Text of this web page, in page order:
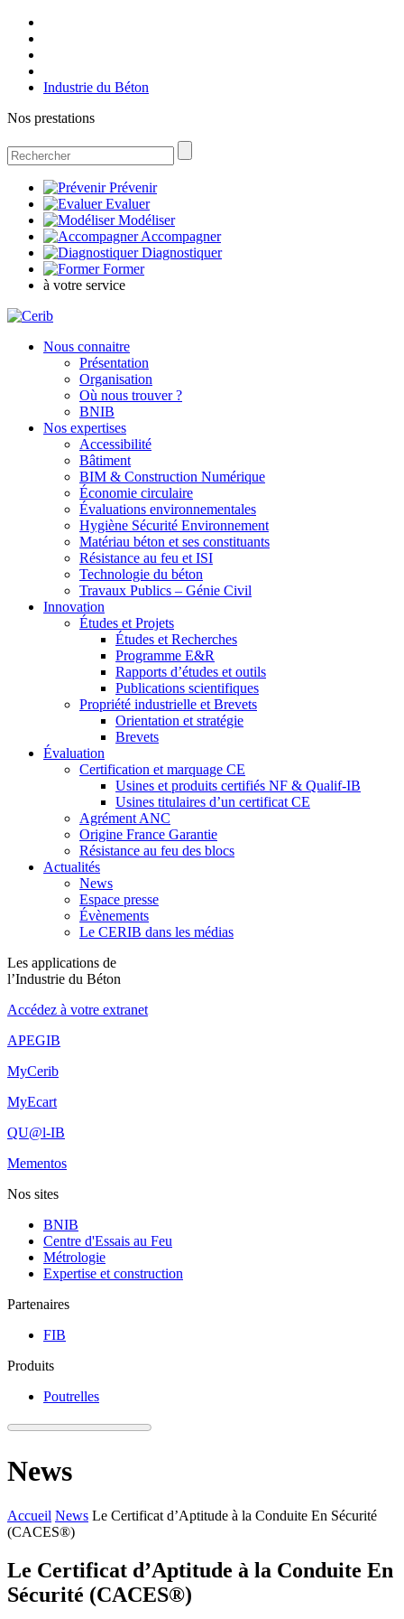
Industrie du Béton
Nos prestations
Prévenir
Evaluer
Modéliser
Accompagner
Diagnostiquer
Former
à votre service
Nous connaitre
Présentation
Organisation
Où nous trouver ?
BNIB
Nos expertises
Accessibilité
Bâtiment
BIM & Construction Numérique
Économie circulaire
Évaluations environnementales
Hygiène Sécurité Environnement
Matériau béton et ses constituants
Résistance au feu et ISI
Technologie du béton
Travaux Publics – Génie Civil
Innovation
Études et Projets
Études et Recherches
Programme E&R
Rapports d’études et outils
Publications scientifiques
Propriété industrielle et Brevets
Orientation et stratégie
Brevets
Évaluation
Certification et marquage CE
Usines et produits certifiés NF & Qualif-IB
Usines titulaires d’un certificat CE
Agrément ANC
Origine France Garantie
Résistance au feu des blocs
Actualités
News
Espace presse
Évènements
Le CERIB dans les médias
Les applications de
l’Industrie du Béton
Accédez à votre extranet
APEGIB
MyCerib
MyEcart
QU@l-IB
Mementos
Nos sites
BNIB
Centre d'Essais au Feu
Métrologie
Expertise et construction
Partenaires
FIB
Produits
Poutrelles
News
Accueil News Le Certificat d’Aptitude à la Conduite En Sécurité
(CACES®)
Le Certificat d’Aptitude à la Conduite En
Sécurité (CACES®)